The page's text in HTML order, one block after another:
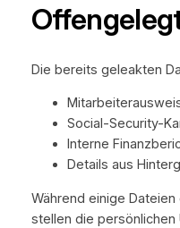
Die bereits geleakten
Social-Security-
Interne
Details aus
Während einige
stellen die persönlichen